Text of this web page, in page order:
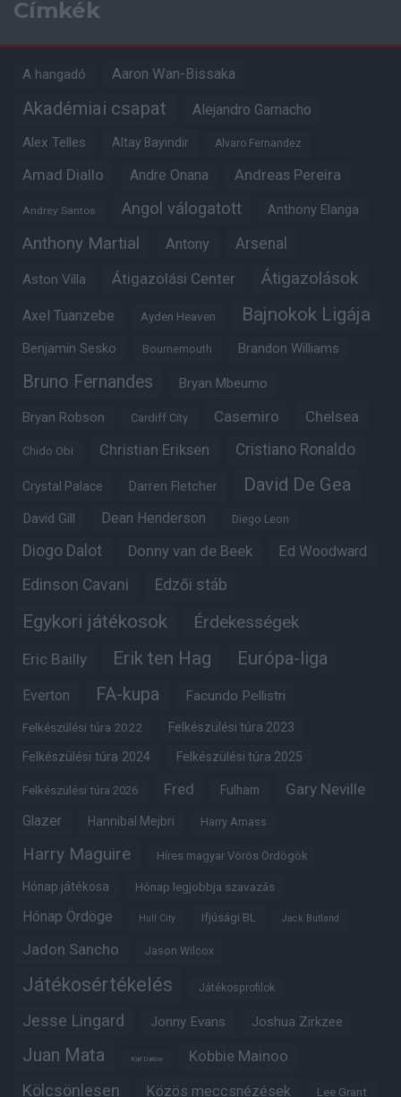
Címkék
A hangadó Aaron Wan-Bissaka
Akadémiai csapat Alejandro Garnacho
Alex Telles Altay Bayindir Alvaro Fernandez
Amad Diallo Andre Onana Andreas Pereira
Andrey Santos Angol válogatott Anthony Elanga
Anthony Martial Antony Arsenal
Aston Villa Átigazolási Center Átigazolások
Axel Tuanzebe Ayden Heaven Bajnokok Ligája
Benjamin Sesko Bournemouth Brandon Williams
Bruno Fernandes Bryan Mbeumo
Bryan Robson Cardiff City Casemiro Chelsea
Chido Obi Christian Eriksen Cristiano Ronaldo
Crystal Palace Darren Fletcher David De Gea
David Gill Dean Henderson Diego Leon
Diogo Dalot Donny van de Beek Ed Woodward
Edinson Cavani Edzői stáb
Egykori játékosok Érdekességek
Eric Bailly Erik ten Hag Európa-liga
Everton FA-kupa Facundo Pellistri
Felkészülési túra 2022 Felkészülési túra 2023
Felkészülési túra 2024 Felkészülési túra 2025
Felkészülési túra 2026 Fred Fulham Gary Neville
Glazer Hannibal Mejbri Harry Amass
Harry Maguire Híres magyar Vörös Ördögök
Hónap játékosa Hónap legjobbja szavazás
Hónap Ördöge Hull City Ifjúsági BL Jack Butland
Jadon Sancho Jason Wilcox
Játékosértékelés Játékosprofilok
Jesse Lingard Jonny Evans Joshua Zirkzee
Juan Mata Karl Darlow Kobbie Mainoo
Kölcsönlesen Közös meccsnézések Lee Grant